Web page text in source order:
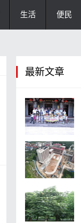
生活 便民
最新文章